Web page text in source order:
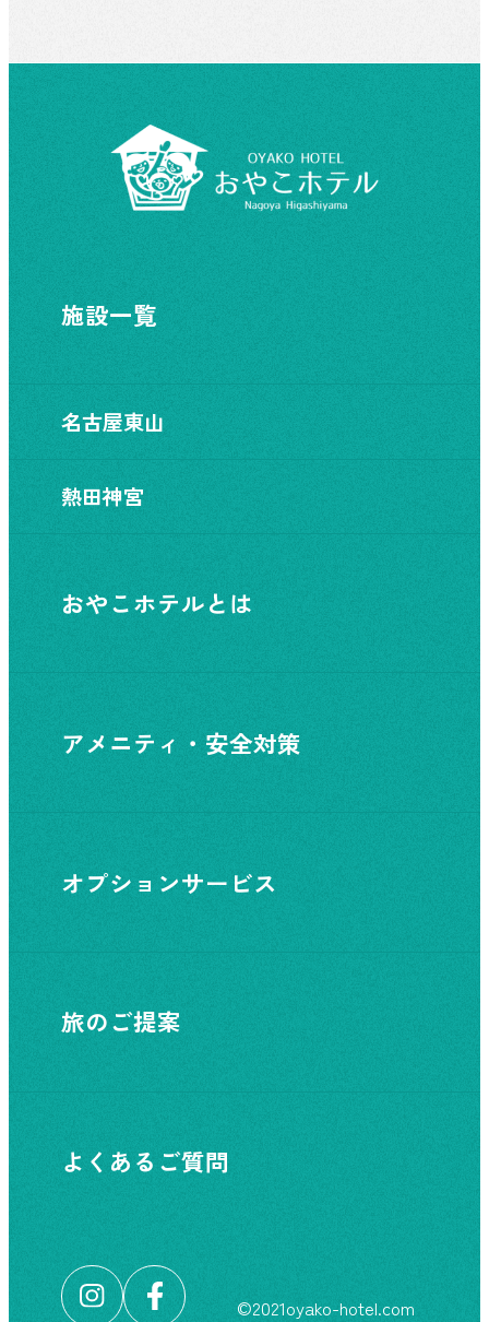
施設一覧
名古屋東山
熱田神宮
おやこホテルとは
アメニティ・安全対策
オプションサービス
旅のご提案
よくあるご質問
©︎2021oyako-hotel.com